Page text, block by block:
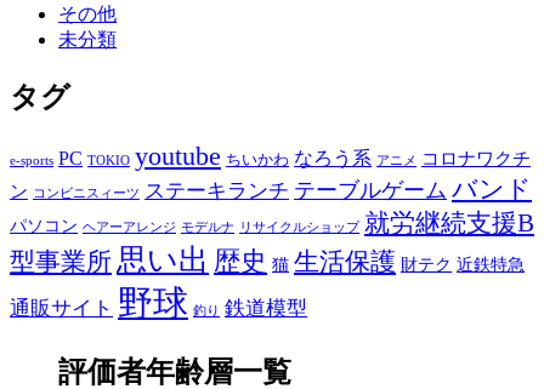
その他
未分類
タグ
e-sports PC TOKIO youtube ちいかわ なろう系 アニメ
コロナワクチ
ン
コンビニスィーツ ステーキランチ テーブルゲーム バンド
パソコン ヘアーアレンジ モデルナ リサイクルショップ 就労継続支援B
型事業所 思い出 歴史 猫 生活保護 財テク 近鉄特急
通販サイト 野球 釣り 鉄道模型
評価者年齢層一覧